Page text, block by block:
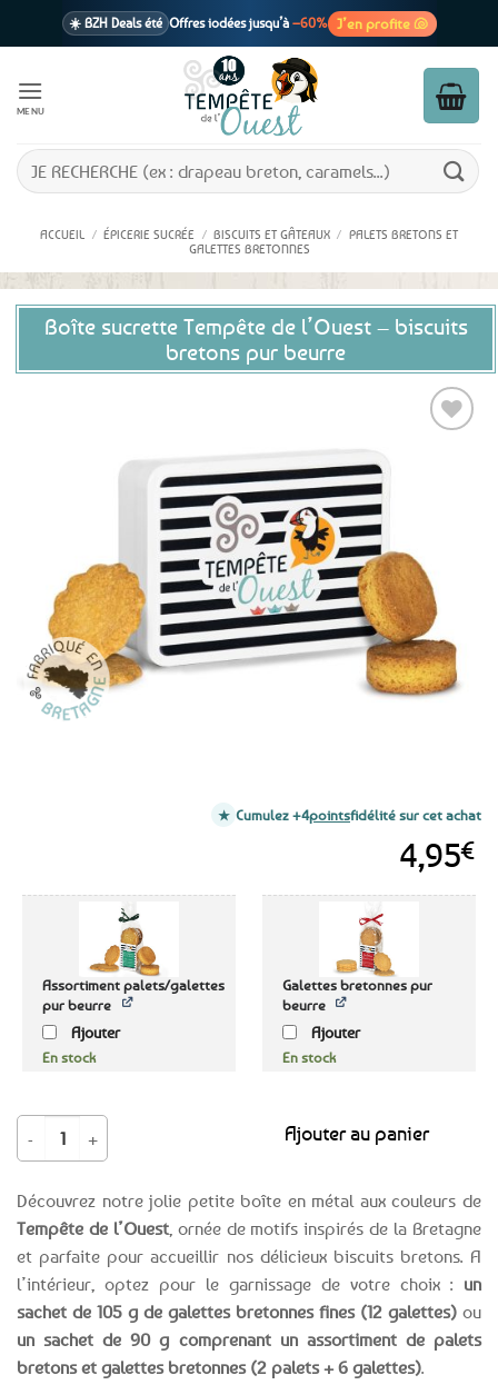
☀️ BZH Deals été Offres iodées jusqu’à –60% J’en profite 🐚
1 cadeau offertdès 39€ d’achats
En point relais dès 3,95€ seulement
MENU
Recherche
pour :
ACCUEIL / ÉPICERIE SUCRÉE / BISCUITS ET GÂTEAUX / PALETS BRETONS ET
GALETTES BRETONNES
Boîte sucrette Tempête de l’Ouest – biscuits
bretons pur beurre
Découvrez notre jolie petite boîte en métal aux couleurs de
Tempête de l’Ouest, ornée de motifs inspirés de la Bretagne
et parfaite pour accueillir nos délicieux biscuits bretons. A
l’intérieur, optez pour le garnissage de votre choix : un
sachet de 105 g de galettes bretonnes fines (12 galettes) ou
un sachet de 90 g comprenant un assortiment de palets
bretons et galettes bretonnes (2 palets + 6 galettes).
4,95€
Assortiment palets/galettes
pur beurre
Ajouter
En stock
Galettes bretonnes pur
beurre
Ajouter
En stock
quantité de Boîte sucrette Tempête de l'Ouest - biscuits bretons pur
Ajouter au panier
Cumulez +4pointsfidélité sur cet achat